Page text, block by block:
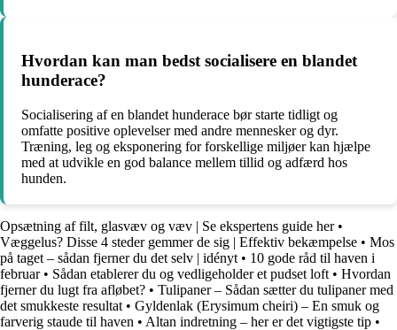
Hvordan kan man bedst socialisere en blandet
hunderace?
Socialisering af en blandet hunderace bør starte tidligt og
omfatte positive oplevelser med andre mennesker og dyr.
Træning, leg og eksponering for forskellige miljøer kan hjælpe
med at udvikle en god balance mellem tillid og adfærd hos
hunden.
Opsætning af filt, glasvæv og væv | Se ekspertens guide her•
Væggelus? Disse 4 steder gemmer de sig | Effektiv bekæmpelse • Mos
på taget – sådan fjerner du det selv | idényt • 10 gode råd til haven i
februar• Sådan etablerer du og vedligeholder et pudset loft • Hvordan
fjerner du lugt fra afløbet? • Tulipaner – Sådan sætter du tulipaner med
det smukkeste resultat • Gyldenlak (Erysimum cheiri) – En smuk og
farverig staude til haven • Altan indretning – her er det vigtigste tip •